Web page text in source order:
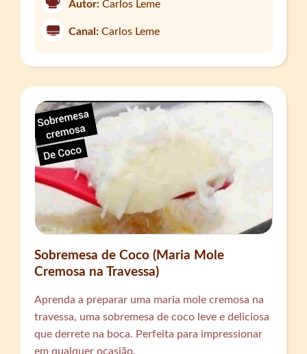
Autor: Carlos Leme
Canal: Carlos Leme
Sobremesa de Coco (Maria Mole
Cremosa na Travessa)
Aprenda a preparar uma maria mole cremosa na
travessa, uma sobremesa de coco leve e deliciosa
que derrete na boca. Perfeita para impressionar
em qualquer ocasião.